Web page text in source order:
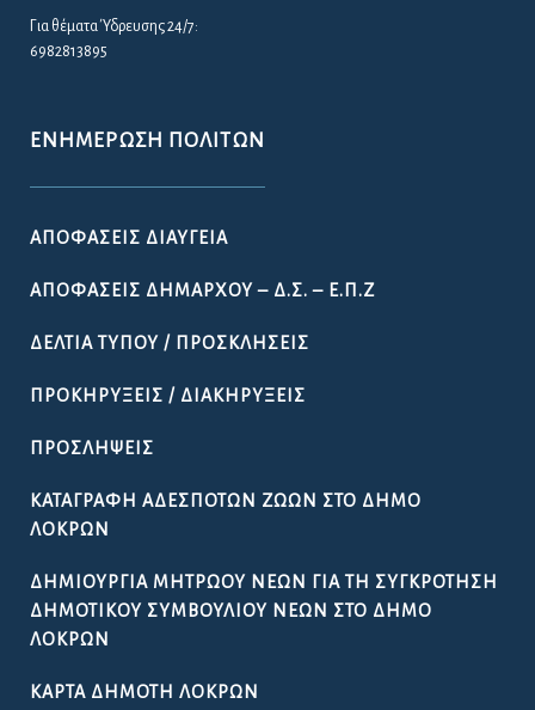
Για θέματα Ύδρευσης 24/7:
6982813895
ΕΝΗΜΈΡΩΣΗ ΠΟΛΙΤΏΝ
ΑΠΟΦΆΣΕΙΣ ΔΙΑΎΓΕΙΑ
ΑΠΟΦΆΣΕΙΣ ΔΗΜΆΡΧΟΥ – Δ.Σ. – Ε.Π.Ζ
ΔΕΛΤΊΑ ΤΎΠΟΥ / ΠΡΟΣΚΛΉΣΕΙΣ
ΠΡΟΚΗΡΎΞΕΙΣ / ΔΙΑΚΗΡΎΞΕΙΣ
ΠΡΟΣΛΉΨΕΙΣ
ΚΑΤΑΓΡΑΦΉ ΑΔΈΣΠΟΤΩΝ ΖΏΩΝ ΣΤΟ ΔΉΜΟ
ΛΟΚΡΏΝ
ΔΗΜΙΟΥΡΓΊΑ ΜΗΤΡΏΟΥ ΝΈΩΝ ΓΙΑ ΤΗ ΣΥΓΚΡΌΤΗΣΗ
ΔΗΜΟΤΙΚΟΎ ΣΥΜΒΟΥΛΊΟΥ ΝΈΩΝ ΣΤΟ ΔΉΜΟ
ΛΟΚΡΏΝ
ΚΆΡΤΑ ΔΗΜΌΤΗ ΛΟΚΡΏΝ